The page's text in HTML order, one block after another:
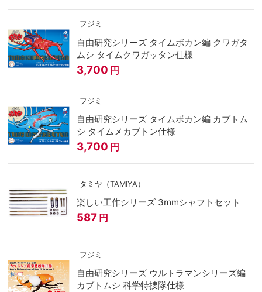
フジミ
自由研究シリーズ タイムボカン編 クワガタ
ムシ タイムクワガッタン仕様
3,700 円
フジミ
自由研究シリーズ タイムボカン編 カブトム
シ タイムメカブトン仕様
3,700 円
タミヤ（TAMIYA）
楽しい工作シリーズ 3mmシャフトセット
587 円
フジミ
自由研究シリーズ ウルトラマンシリーズ編
カブトムシ 科学特捜隊仕様